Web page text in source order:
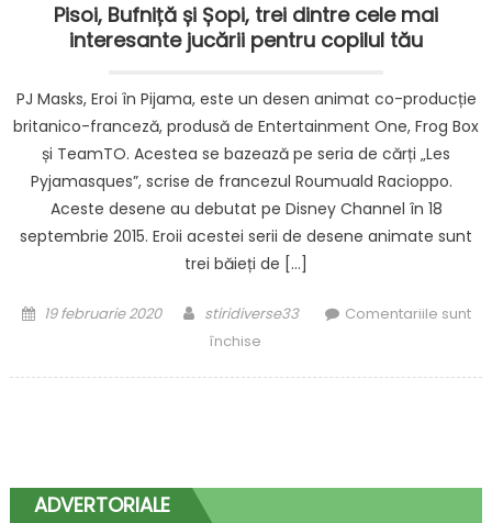
Pisoi, Bufniță și Șopi, trei dintre cele mai
interesante jucării pentru copilul tău
PJ Masks, Eroi în Pijama, este un desen animat co-producție
britanico-franceză, produsă de Entertainment One, Frog Box
și TeamTO. Acestea se bazează pe seria de cărți „Les
Pyjamasques”, scrise de francezul Roumuald Racioppo.
Aceste desene au debutat pe Disney Channel în 18
septembrie 2015. Eroii acestei serii de desene animate sunt
trei băieți de […]
Posted
19 februarie 2020 Author
stiridiverse33
Comentariile sunt
închisepentru
dintre
ADVERTORIALE